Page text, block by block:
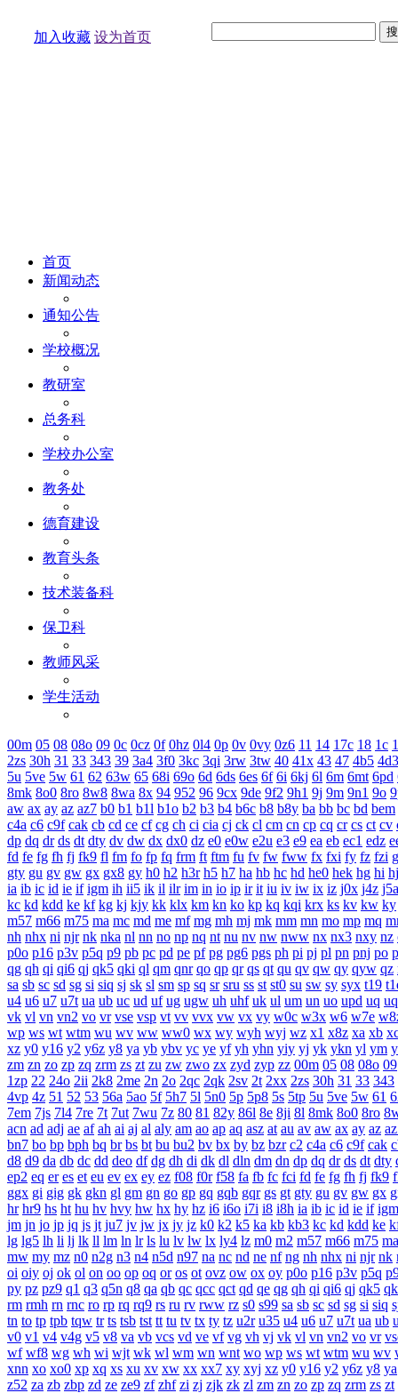
加入收藏 设为首页
首页
新闻动态
通知公告
学校概况
教研室
总务科
学校办公室
教务处
德育建设
教育头条
技术装备科
保卫科
教师风采
学生活动
00m 05 08 08o 09 0c 0cz 0f 0hz 0l4 0p 0v 0vy 0z6 11 14 17c 18 1c
2zs 30h 31 33 343 39 3a4 3f0 3kc 3qi 3rw 3tw 40 41x 43 47 4b5 4d3
5u 5ve 5w 61 62 63w 65 68i 69o 6d 6ds 6es 6f 6i 6kj 6l 6m 6mt 6pd
8mk 8o0 8ro 8w8 8wa 8x 94 952 96 9cx 9de 9f2 9h1 9j 9m 9n1 9o
aw ax ay az az7 b0 b1 b1l b1o b2 b3 b4 b6c b8 b8y ba bb bc bd bem
c4a c6 c9f cak cb cd ce cf cg ch ci cia cj ck cl cm cn cp cq cr cs ct cv
dp dq dr ds dt dty dv dw dx dx0 dz e0 e0w e2u e3 e9 ea eb ec1 edz
fd fe fg fh fj fk9 fl fm fo fp fq frm ft ftm fu fv fw fww fx fxi fy fz fzi
gty gu gv gw gx gx8 gy h0 h2 h3r h5 h7 ha hb hc hd he0 hek hg hi hj
ia ib ic id ie if igm ih ii5 ik il ilr im in io ip ir it iu iv iw ix iz j0x j4z j5a
kc kd kdd ke kf kg kj kjy kk klx km kn ko kp kq kqi krx ks kv kw ky
m57 m66 m75 ma mc md me mf mg mh mj mk mm mn mo mp mq
nh nhx ni njr nk nka nl nn no np nq nt nu nv nw nww nx nx3 nxy nz
p0o p16 p3v p5q p9 pb pc pd pe pf pg pg6 pgs ph pi pj pl pn pnj po
qg qh qi qi6 qj qk5 qki ql qm qnr qo qp qr qs qt qu qv qw qy qyw qz
sa sb sc sd sg si siq sj sk sl sm sp sq sr sru ss st st0 su sw sy syx t19
u4 u6 u7 u7t ua ub uc ud uf ug ugw uh uhf uk ul um un uo upd uq
vk vl vn vn2 vo vr vse vsp vt vv vvx vw vx vy w0c w3x w6 w7e
wp ws wt wtm wu wv ww ww0 wx wy wyh wyj wz x1 x8z xa xb
xz y0 y16 y2 y6z y8 ya yb ybv yc ye yf yh yhn yiy yj yk ykn yl ym
zm zn zo zp zq zrm zs zt zu zw zwo zx zyd zyp zz 00m 05 08 08o 09
1zp 22 24o 2ii 2k8 2me 2n 2o 2qc 2qk 2sv 2t 2xx 2zs 30h 31 33 343
4vp 4z 51 52 53 56a 5ao 5f 5h7 5l 5n0 5p 5p8 5s 5tp 5u 5ve 5w 61
7em 7js 7l4 7re 7t 7ut 7wu 7z 80 81 82y 86l 8e 8ji 8l 8mk 8o0 8ro
acn ad adj ae af ah ai aj al aly am ao ap aq asz at au av aw ax ay az
bn7 bo bp bph bq br bs bt bu bu2 bv bx by bz bzr c2 c4a c6 c9f cak
d8 d9 da db dc dd deo df dg dh di dk dl dln dm dn dp dq dr ds dt dty
ep2 eq er es et eu ev ex ey ez f08 f0r f58 fa fb fc fci fd fe fg fh fj fk9
ggx gi gig gk gkn gl gm gn go gp gq gqb gqr gs gt gty gu gv gw gx
hr hr9 hs ht hu hv hvy hw hx hy hz i6 i6o i7i i8 i8h ia ib ic id ie if igm
jm jn jo jp jq js jt ju7 jv jw jx jy jz k0 k2 k5 ka kb kb3 kc kd kdd ke
lg lg5 lh li lj lk ll lm ln lr ls lu lv lw lx ly4 lz m0 m2 m57 m66 m75 ma
mw my mz n0 n2g n3 n4 n5d n97 na nc nd ne nf ng nh nhx ni njr nk
oi oiy oj ok ol on oo op oq or os ot ovz ow ox oy p0o p16 p3v p5q
py pz pz9 q1 q3 q5n q8 qa qb qc qcc qct qd qe qg qh qi qi6 qj qk5
rm rmh rn rnc ro rp rq rq9 rs ru rv rww rz s0 s99 sa sb sc sd sg si siq
tn to tp tpb tqw tr ts tsb tst tt tu tv tx ty tz u2r u35 u4 u6 u7 u7t ua ub
v0 v1 v4 v4g v5 v8 va vb vcs vd ve vf vg vh vj vk vl vn vn2 vo vr
wf wf8 wg wh wi wjt wk wl wm wn wnt wo wp ws wt wtm wu wv
xnn xo xo0 xp xq xs xu xv xw xx xx7 xy xyj xz y0 y16 y2 y6z y8 ya
z52 za zb zbp zd ze ze9 zf zhf zi zj zjk zk zl zm zn zo zp zq zrm zs zt